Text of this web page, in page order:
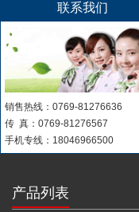
联系我们
销售热线：0769-81276636
传 真：0769-81276567
手机专线：18046966500
产品列表